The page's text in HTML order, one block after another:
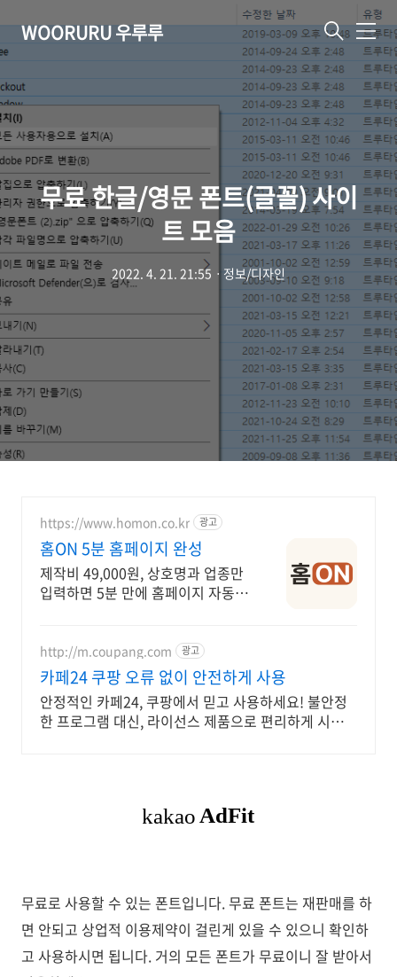
WOORURU 우루루 메
뉴
무료 한글/영문 폰트(글꼴) 사이
트 모음
2022. 4. 21. 21:55 ㆍ 정보/디자인
https://www.homon.co.kr 광고
홈ON 5분 홈페이지 완성
제작비 49,000원, 상호명과 업종만
입력하면 5분 만에 홈페이지 자동
http://m.coupang.com 광고
카페24 쿠팡 오류 없이 안전하게 사용
안정적인 카페24, 쿠팡에서 믿고 사용하세요! 불안정
한 프로그램 대신, 라이선스 제품으로 편리하게 시작하
무료로 사용할 수 있는 폰트입니다. 무료 폰트는 재판매를 하
면 안되고 상업적 이용제약이 걸린게 있을 수 있으니 확인하
고 사용하시면 됩니다. 거의 모든 폰트가 무료이니 잘 받아서